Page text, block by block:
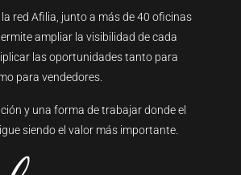
red Afilia, junto a más de 40 oficinas
ampliar la visibilidad de cada
las oportunidades tanto para
para vendedores.
y una forma de trabajar donde el
siendo el valor más importante.